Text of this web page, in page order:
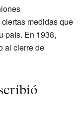
medidas que
país. En 1938,
al cierre de